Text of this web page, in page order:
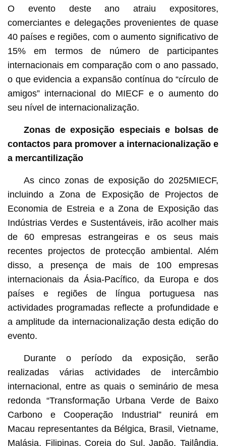
O evento deste ano atraiu expositores,
comerciantes e delegações provenientes de quase
40 países e regiões, com o aumento significativo de
15% em termos de número de participantes
internacionais em comparação com o ano passado,
o que evidencia a expansão contínua do “círculo de
amigos” internacional do MIECF e o aumento do
seu nível de internacionalização.
Zonas de exposição especiais e bolsas de
contactos para promover a internacionalização e
a mercantilização
As cinco zonas de exposição do 2025MIECF,
incluindo a Zona de Exposição de Projectos de
Economia de Estreia e a Zona de Exposição das
Indústrias Verdes e Sustentáveis, irão acolher mais
de 60 empresas estrangeiras e os seus mais
recentes projectos de protecção ambiental. Além
disso, a presença de mais de 100 empresas
internacionais da Ásia-Pacífico, da Europa e dos
países e regiões de língua portuguesa nas
actividades programadas reflecte a profundidade e
a amplitude da internacionalização desta edição do
evento.
Durante o período da exposição, serão
realizadas várias actividades de intercâmbio
internacional, entre as quais o seminário de mesa
redonda “Transformação Urbana Verde de Baixo
Carbono e Cooperação Industrial” reunirá em
Macau representantes da Bélgica, Brasil, Vietname,
Malásia, Filipinas, Coreia do Sul, Japão, Tailândia,